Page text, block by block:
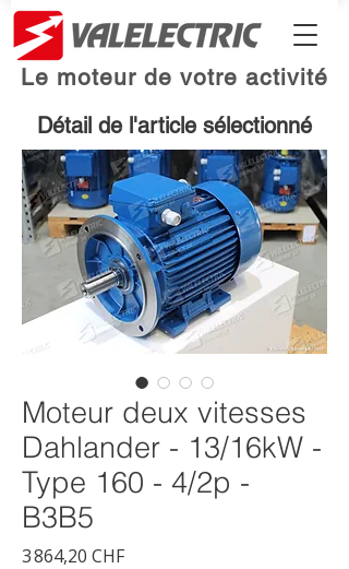
Le moteur de votre activité
Détail de l'article sélectionné
Moteur deux vitesses
Dahlander - 13/16kW -
Type 160 - 4/2p -
B3B5
3 864,20 CHFPrix